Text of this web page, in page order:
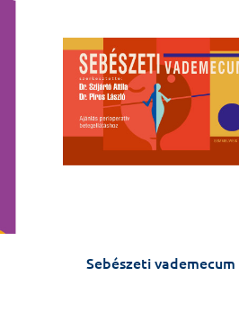
Sebészeti vademecum